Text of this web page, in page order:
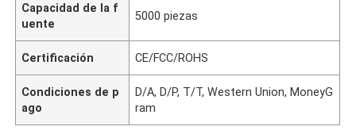
Capacidad de la f
uente
5000 piezas
Certificación CE/FCC/ROHS
Condiciones de p
ago
D/A, D/P, T/T, Western Union, MoneyG
ram